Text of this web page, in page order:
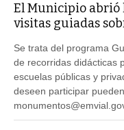
El Municipio abrió
visitas guiadas
Se trata del programa
de recorridas didácticas
escuelas públicas y
deseen participar